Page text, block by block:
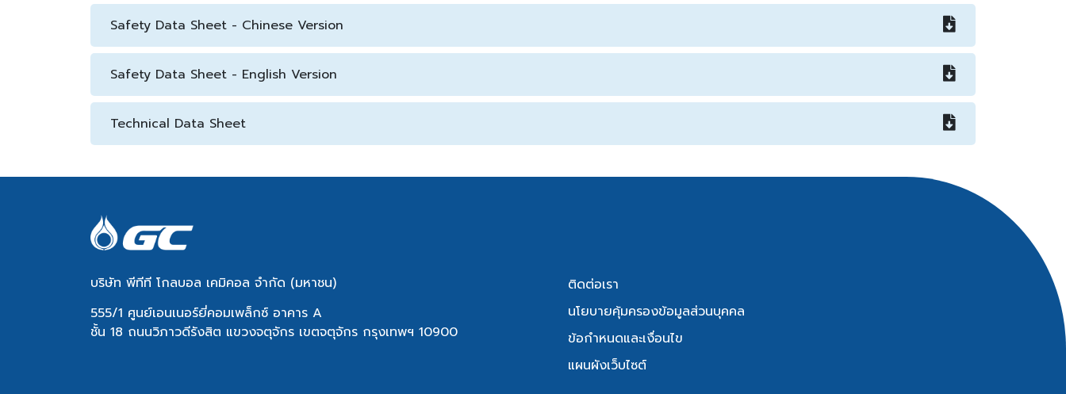
Safety Data Sheet - Chinese Version
Safety Data Sheet - English Version
Technical Data Sheet
บริษัท พีทีที โกลบอล เคมิคอล จำกัด (มหาชน)
555/1 ศูนย์เอนเนอร์ยี่คอมเพล็กซ์ อาคาร A
ชั้น 18 ถนนวิภาวดีรังสิต แขวงจตุจักร เขตจตุจักร กรุงเทพฯ 10900
ติดต่อเรา
นโยบายคุ้มครองข้อมูลส่วนบุคคล
ข้อกำหนดและเงื่อนไข
แผนผังเว็บไซต์